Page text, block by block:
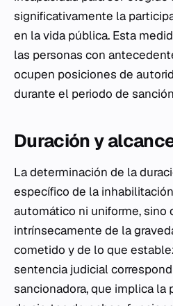
significativamente la
en la vida pública. Esta
las personas con
ocupen posiciones de
durante el periodo de
Duración y
La determinación de la
específico de la
automático ni uniforme, sino
intrínsecamente de la
cometido y de lo que
sentencia judicial
sancionadora, que implica la